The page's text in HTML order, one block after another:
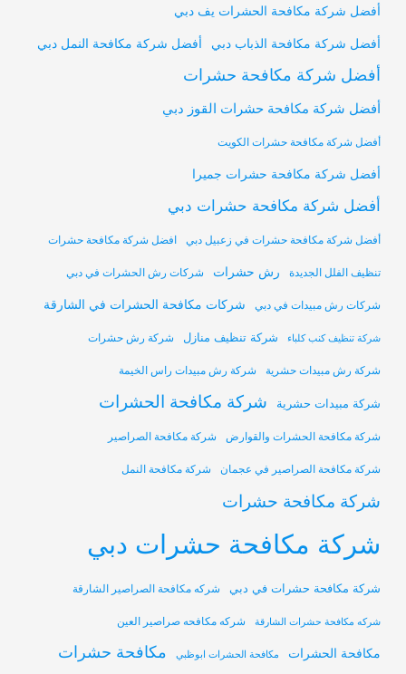
أفضل شركة مكافحة الحشرات يف دبي
أفضل شركة مكافحة الذباب دبي أفضل شركة مكافحة النمل دبي
أفضل شركة مكافحة حشرات
أفضل شركة مكافحة حشرات القوز دبي
أفضل شركة مكافحة حشرات الكويت
أفضل شركة مكافحة حشرات جميرا
أفضل شركة مكافحة حشرات دبي
أفضل شركة مكافحة حشرات في زعبيل دبي افضل شركة مكافحة حشرات
تنظيف الفلل الجديدة رش حشرات شركات رش الحشرات في دبي
شركات رش مبيدات في دبي شركات مكافحة الحشرات في الشارقة
شركة تنظيف كنب كلباء شركة تنظيف منازل شركة رش حشرات
شركة رش مبيدات حشرية شركة رش مبيدات راس الخيمة
شركة مبيدات حشرية شركة مكافحة الحشرات
شركة مكافحة الحشرات والقوارض شركة مكافحة الصراصير
شركة مكافحة الصراصير في عجمان شركة مكافحة النمل
شركة مكافحة حشرات
شركة مكافحة حشرات دبي
شركة مكافحة حشرات في دبي شركه مكافحة الصراصير الشارقة
شركه مكافحة حشرات الشارقة شركه مكافحه صراصير العين
مكافحة الحشرات مكافحة الحشرات ابوظبي مكافحة حشرات